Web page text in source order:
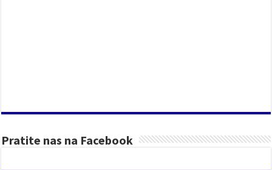
Pratite nas na Facebook